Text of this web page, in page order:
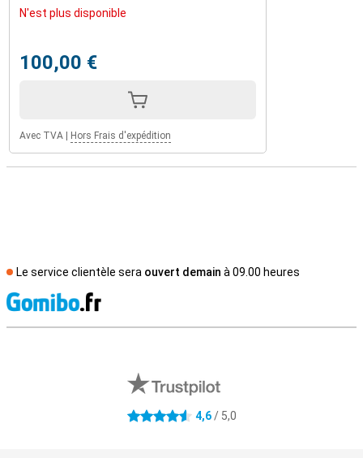
N'est plus disponible
100,00 €
Avec TVA Hors Frais d'expédition
Le service clientèle sera ouvert demain à 09.00 heures
4.6 étoiles 4,6/ 5,0